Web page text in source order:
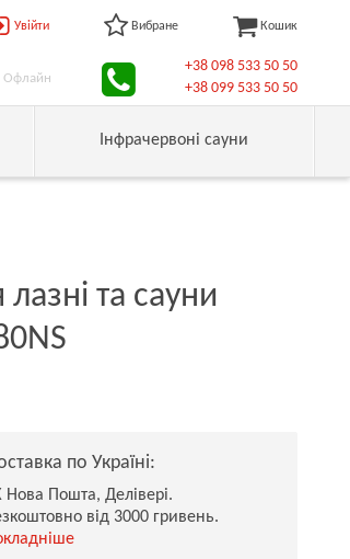
Увійти Вибране Кошик
Офлайн
+38 098 533 50 50
+38 099 533 50 50
Інфрачервоні сауни
та сауни
по Україні:
Нова Пошта, Делівері.
від 3000 гривень.